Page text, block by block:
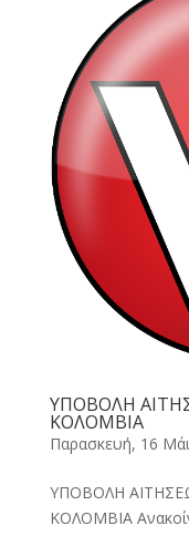
ΥΠΟΒΟΛΗ
ΚΟΛΟΜΒΙΑ
Παρασκευή, 16
ΥΠΟΒΟΛΗ
ΚΟΛΟΜΒΙΑ